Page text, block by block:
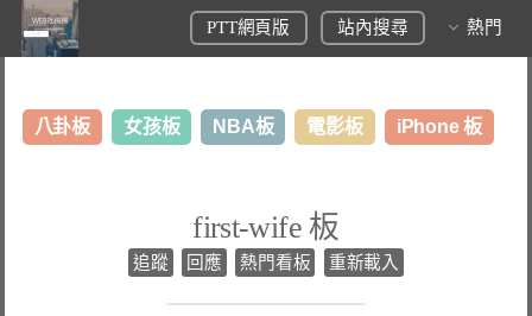
PTT網頁版 站內搜尋 熱門
八卦板 女孩板 NBA板 電影板 iPhone 板
first-wife 板
追蹤 回應 熱門看板 重新載入